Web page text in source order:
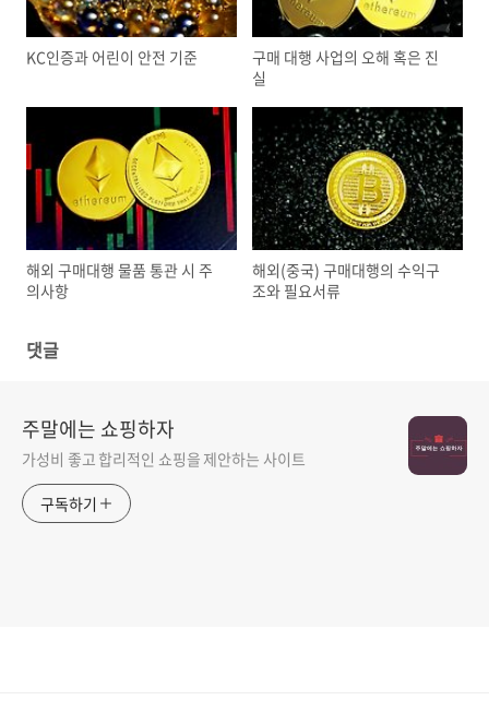
KC인증과 어린이 안전 기준
구매 대행 사업의 오해 혹은 진
실
해외 구매대행 물품 통관 시 주
의사항
해외(중국) 구매대행의 수익구
조와 필요서류
댓글
주말에는 쇼핑하자
가성비 좋고 합리적인 쇼핑을 제안하는 사이트
구독하기